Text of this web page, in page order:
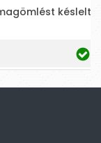
olaj
14 990 Ft